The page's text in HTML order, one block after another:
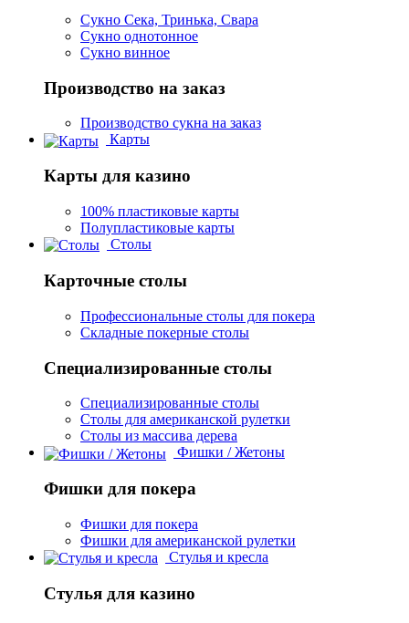
Сукно Сека, Тринька, Свара
Сукно однотонное
Сукно винное
Производство на заказ
Производство сукна на заказ
Карты
Карты для казино
100% пластиковые карты
Полупластиковые карты
Столы
Карточные столы
Профессиональные столы для покера
Складные покерные столы
Специализированные столы
Специализированные столы
Столы для американской рулетки
Столы из массива дерева
Фишки / Жетоны
Фишки для покера
Фишки для покера
Фишки для американской рулетки
Стулья и кресла
Стулья для казино